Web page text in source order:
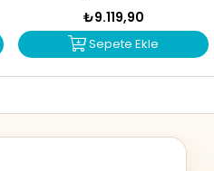
₺9.119,90
Sepete Ekle